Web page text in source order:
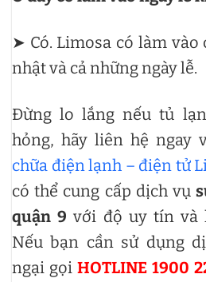
➤ Có. Limosa có làm vào
nhật và cả những ngày lễ.
Đừng lo lắng nếu tủ
hỏng, hãy liên hệ ngay
chữa điện lạnh – điện tử
có thể cung cấp dịch vụ
quận 9 với độ uy tín và
Nếu bạn cần sử dụng
ngại gọi HOTLINE 1900